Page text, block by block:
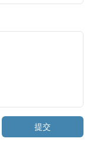
提交